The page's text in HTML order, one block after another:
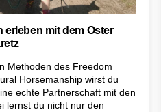
erleben mit dem Oster
Methoden des Freedom
Horsemanship wirst du
echte Partnerschaft mit den
lernst du nicht nur den